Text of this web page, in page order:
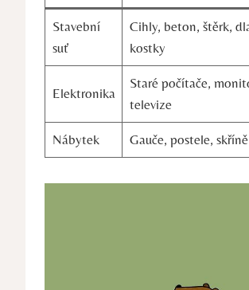
Stavební
suť
Cihly, beton, štěrk,
kostky
Elektronika
Staré počítače,
televize
Nábytek Gauče, postele, skříně